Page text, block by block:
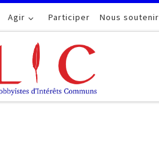
Agir Participer Nous soutenir